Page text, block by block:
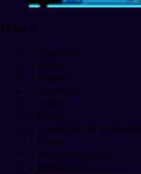
Mazo 2
2 Arqueras
1 viento
2 Enanos
1 Guerrero
1 Hielo
2 Furias
1 Elemental de Tormenta
1 Parca
2 Portaestandartes
1 Relámpago